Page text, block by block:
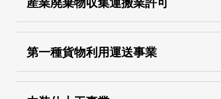
産業廃棄物収集運搬業許可
運搬業許可証番号：
13000155805
第一種貨物利用運送事業